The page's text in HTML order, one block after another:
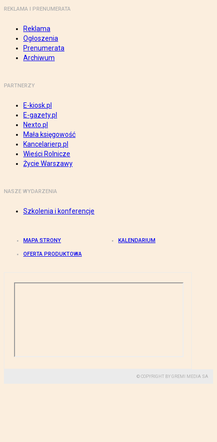
REKLAMA I PRENUMERATA
Reklama
Ogłoszenia
Prenumerata
Archiwum
PARTNERZY
E-kiosk.pl
E-gazety.pl
Nexto.pl
Mała księgowość
Kancelarierp.pl
Wieści Rolnicze
Życie Warszawy
NASZE WYDARZENIA
Szkolenia i konferencje
MAPA STRONY KALENDARIUM
OFERTA PRODUKTOWA
© COPYRIGHT BY GREMI MEDIA SA